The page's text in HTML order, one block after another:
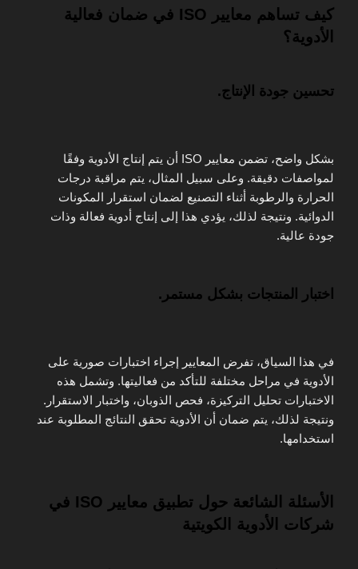
كيف تساهم معايير ISO في ضمان فعالية
الأدوية؟
تحسين جودة الإنتاج.
بشكل واضح، تضمن معايير ISO أن يتم إنتاج الأدوية وفقًا
لمواصفات دقيقة. وعلى سبيل المثال، يتم مراقبة درجات
الحرارة والرطوبة أثناء التصنيع لضمان استقرار المكونات
الدوائية. ونتيجة لذلك، يؤدي هذا إلى إنتاج أدوية فعالة وذات
جودة عالية.
اختبار المنتجات بشكل مستمر.
في هذا السياق، تفرض المعايير إجراء اختبارات صورية على
الأدوية في مراحل مختلفة للتأكد من فعاليتها. وتشمل هذه
الاختبارات تحليل التركيزة، فحص الذوبان، واختبار الاستقرار.
ونتيجة لذلك، يتم ضمان أن الأدوية تحقق النتائج المطلوبة عند
استخدامها.
الأسئلة الشائعة حول تطبيق معايير ISO في
شركات الأدوية الكويتية